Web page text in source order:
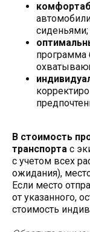
сиденьями;
программа
В стоимость
транспорта с
с учетом всех
ожидания),
Если место
от указанного,
стоимость